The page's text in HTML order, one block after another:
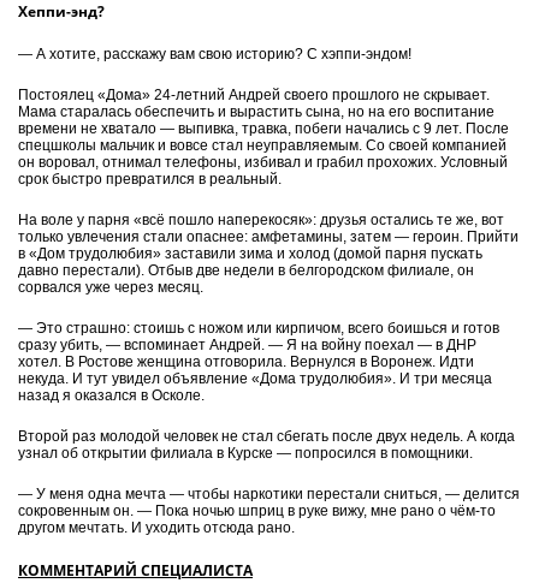
Хеппи-энд?
— А хотите, расскажу вам свою историю? С хэппи-эндом!
Постоялец «Дома» 24-летний Андрей своего прошлого не скрывает.
Мама старалась обеспечить и вырастить сына, но на его воспитание
времени не хватало — выпивка, травка, побеги начались с 9 лет. После
спецшколы мальчик и вовсе стал неуправляемым. Со своей компанией
он воровал, отнимал телефоны, избивал и грабил прохожих. Условный
срок быстро превратился в реальный.
На воле у парня «всё пошло наперекосяк»: друзья остались те же, вот
только увлечения стали опаснее: амфетамины, затем — героин. Прийти
в «Дом трудолюбия» заставили зима и холод (домой парня пускать
давно перестали). Отбыв две недели в белгородском филиале, он
сорвался уже через месяц.
— Это страшно: стоишь с ножом или кирпичом, всего боишься и готов
сразу убить, — вспоминает Андрей. — Я на войну поехал — в ДНР
хотел. В Ростове женщина отговорила. Вернулся в Воронеж. Идти
некуда. И тут увидел объявление «Дома трудолюбия». И три месяца
назад я оказался в Осколе.
Второй раз молодой человек не стал сбегать после двух недель. А когда
узнал об открытии филиала в Курске — попросился в помощники.
— У меня одна мечта — чтобы наркотики перестали сниться, — делится
сокровенным он. — Пока ночью шприц в руке вижу, мне рано о чём-то
другом мечтать. И уходить отсюда рано.
КОММЕНТАРИЙ СПЕЦИАЛИСТА